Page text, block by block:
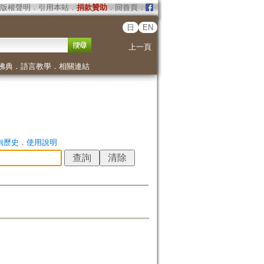
版權聲明 ． 引用本站． 捐款贊助．回首頁．
日 EN
上一頁
典． 語言教學． 相關連結
歷史 ． 使用說明